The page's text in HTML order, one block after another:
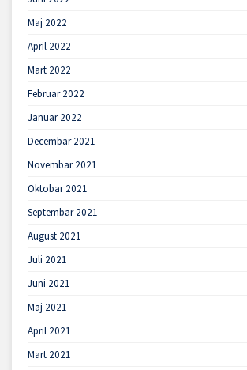
Maj 2022
April 2022
Mart 2022
Februar 2022
Januar 2022
Decembar 2021
Novembar 2021
Oktobar 2021
Septembar 2021
August 2021
Juli 2021
Juni 2021
Maj 2021
April 2021
Mart 2021